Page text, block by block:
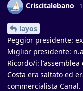
Criscitalebano
layos
Peggior presidente:
Miglior presidente:
Ricordo/i: l'assemblea
Costa era saltato ed
commercialista